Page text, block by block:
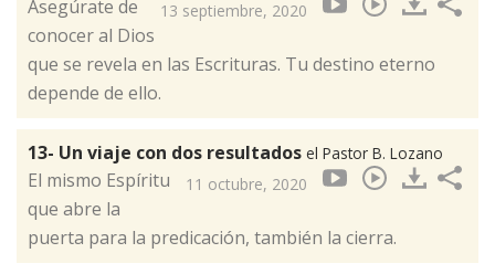
13 septiembre, 2020
Asegúrate de
conocer al Dios
que se revela en las Escrituras. Tu destino eterno
depende de ello.
13- Un viaje con dos resultados el Pastor B. Lozano
11 octubre, 2020
El mismo Espíritu
que abre la
puerta para la predicación, también la cierra.